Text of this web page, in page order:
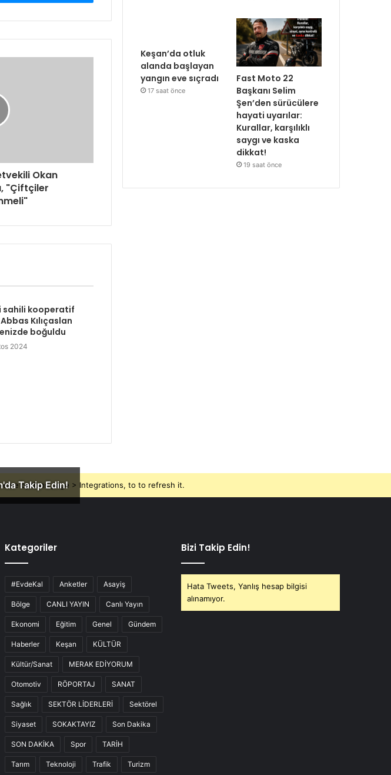
Okan
"Çiftçiler
sahili kooperatif
Kılıçaslan
boğuldu
2024
Keşan’da otluk
alanda başlayan
yangın eve sıçradı
17 saat önce
Fast Moto 22
Başkanı Selim
Şen’den sürücülere
hayati uyarılar:
Kurallar, karşılıklı
saygı ve kaska
dikkat!
19 saat önce
Takip Edin!
options page > Integrations, to to refresh it.
Kategoriler
#EvdeKal Anketler Asayiş
Bölge CANLI YAYIN Canlı Yayın
Ekonomi Eğitim Genel Gündem
Haberler Keşan KÜLTÜR
Kültür/Sanat MERAK EDİYORUM
Otomotiv RÖPORTAJ SANAT
Sağlık SEKTÖR LİDERLERİ Sektörel
Siyaset SOKAKTAYIZ Son Dakika
SON DAKİKA Spor TARİH
Tarım Teknoloji Trafik Turizm
Bizi Takip Edin!
Hata Tweets, Yanlış hesap bilgisi
alınamıyor.